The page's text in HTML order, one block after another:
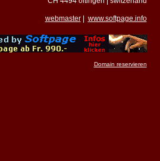
webmaster| www.softpage.info
Domain reservieren